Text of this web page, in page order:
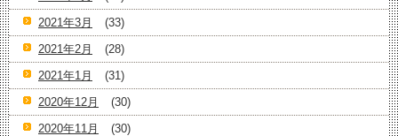
2021年3月
(33)
2021年2月
(28)
2021年1月
(31)
2020年12月
(30)
2020年11月
(30)